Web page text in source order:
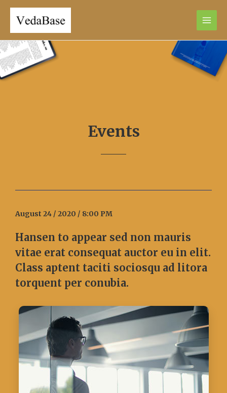
Events
August 24 / 2020 / 8:00 PM
Hansen to appear sed non mauris
vitae erat consequat auctor eu in elit.
Class aptent taciti sociosqu ad litora
torquent per conubia.